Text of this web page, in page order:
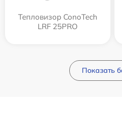
Тепловизор ConoTech
LRF 25PRO
Показать